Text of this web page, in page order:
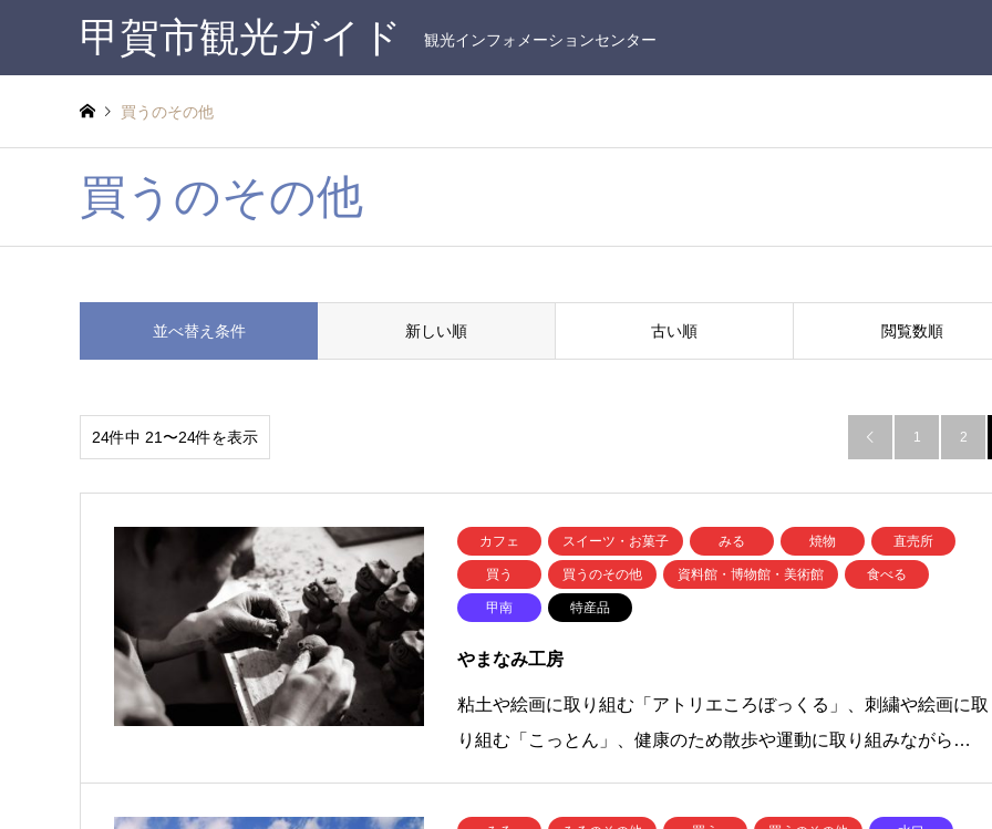
甲賀市観光ガイド 観光インフォメーションセンター
買うのその他
買うのその他
並べ替え条件 新しい順 古い順 閲覧数順
24件中 21〜24件を表示  1 2
カフェ スイーツ・お菓子 みる 焼物 直売所
買う 買うのその他 資料館・博物館・美術館 食べる
甲南 特産品
やまなみ工房
粘土や絵画に取り組む「アトリエころぼっくる」、刺繍や絵画に取
り組む「こっとん」、健康のため散歩や運動に取り組みながら…